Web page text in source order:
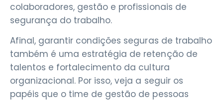
colaboradores, gestão e profissionais de
segurança do trabalho.
Afinal, garantir condições seguras de trabalho
também é uma estratégia de retenção de
talentos e fortalecimento da cultura
organizacional. Por isso, veja a seguir os
papéis que o time de gestão de pessoas